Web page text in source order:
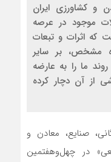
و کشاورزی ایران
موجود در عرصه
که اثرات و تبعات
مشخص، بر سایر
ما را به عارضه
از آن دچار کرده
صنایع، معادن و
در چهل‌وهفتمین